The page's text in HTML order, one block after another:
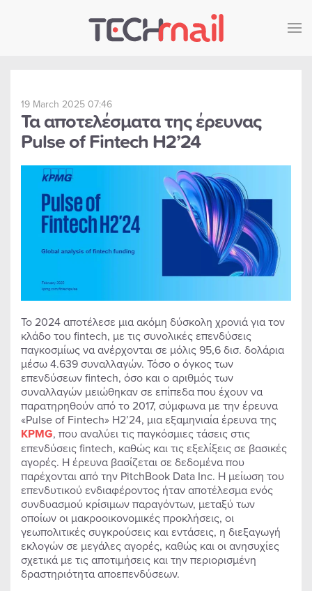
Skip to main content
19 March 2025 07:46
Τα αποτελέσματα της έρευνας
Pulse of Fintech H2’24
Το 2024 αποτέλεσε μια ακόμη δύσκολη χρονιά για τον
κλάδο του fintech, με τις συνολικές επενδύσεις
παγκοσμίως να ανέρχονται σε μόλις 95,6 δισ. δολάρια
μέσω 4.639 συναλλαγών. Τόσο ο όγκος των
επενδύσεων fintech, όσο και ο αριθμός των
συναλλαγών μειώθηκαν σε επίπεδα που έχουν να
παρατηρηθούν από το 2017, σύμφωνα με την έρευνα
«Pulse of Fintech» H2’24, μια εξαμηνιαία έρευνα της
KPMG, που αναλύει τις παγκόσμιες τάσεις στις
επενδύσεις fintech, καθώς και τις εξελίξεις σε βασικές
αγορές. Η έρευνα βασίζεται σε δεδομένα που
παρέχονται από την PitchBook Data Inc. Η μείωση του
επενδυτικού ενδιαφέροντος ήταν αποτέλεσμα ενός
συνδυασμού κρίσιμων παραγόντων, μεταξύ των
οποίων οι μακροοικονομικές προκλήσεις, οι
γεωπολιτικές συγκρούσεις και εντάσεις, η διεξαγωγή
εκλογών σε μεγάλες αγορές, καθώς και οι ανησυχίες
σχετικά με τις αποτιμήσεις και την περιορισμένη
δραστηριότητα αποεπενδύσεων.